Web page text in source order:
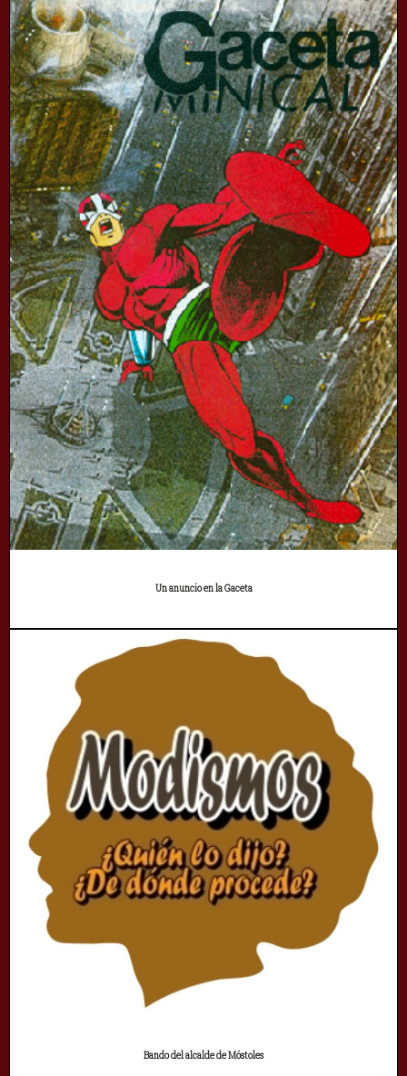
Un anuncio en la Gaceta
Bando del alcalde de Móstoles